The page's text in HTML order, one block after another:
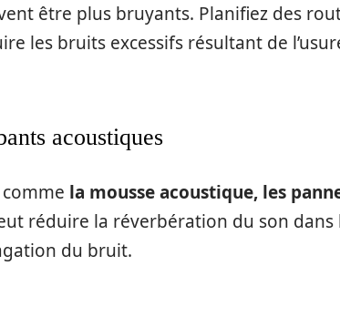
être plus bruyants. Planifiez des
les bruits excessifs résultant de
acoustiques
la mousse acoustique, les
réduire la réverbération du son dans
du bruit.